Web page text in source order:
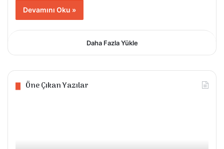
Devamını Oku »
Daha Fazla Yükle
Öne Çıkan Yazılar